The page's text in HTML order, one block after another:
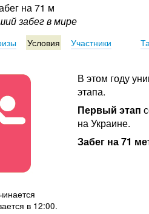
на 71 м
забег в мире
Условия Участники
в 12:00.
В этом году
этапа.
Первый этап
на Украине.
Забег на 71